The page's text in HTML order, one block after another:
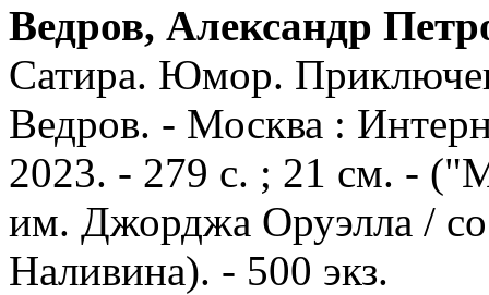
Ведров, Александр
Сатира. Юмор.
Ведров. - Москва :
2023. - 279 с. ; 21 см. -
им. Джорджа Оруэлла /
Наливина). - 500 экз.